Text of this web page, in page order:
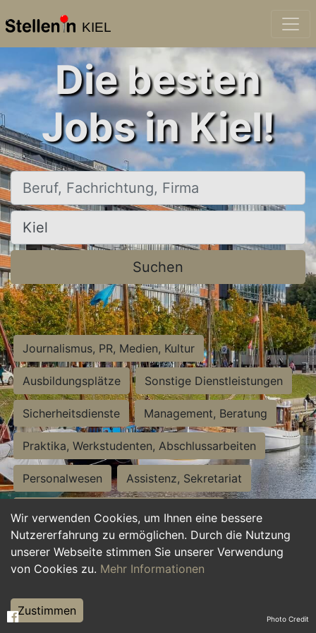
KIEL
Wir verwenden Cookies, um Ihnen eine bessere
Nutzererfahrung zu ermöglichen. Durch die Nutzung
unserer Webseite stimmen Sie unserer Verwendung
von Cookies zu. Mehr Informationen
Zustimmen
Die besten
Jobs in Kiel!
Beruf, Fachrichtung, Firma
Ort, Stadt
Suchen
Journalismus, PR, Medien, Kultur
Ausbildungsplätze Sonstige Dienstleistungen
Sicherheitsdienste Management, Beratung
Praktika, Werkstudenten, Abschlussarbeiten
Personalwesen Assistenz, Sekretariat
Hilfskräfte, Aushilfs- und Nebenjobs
Einkauf, Logistik, Materialwirtschaft
Weiterbildung, Studium, duale Ausbildung
Tourismus
Photo Credit